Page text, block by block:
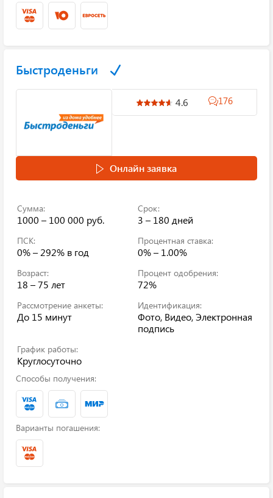
Быстроденьги
4.6 176
Онлайн заявка
Сумма:
1000 – 100 000 руб.
Срок:
3 – 180 дней
ПСК:
0% – 292% в год
Процентная ставка:
0% – 1.00%
Возраст:
18 – 75 лет
Процент одобрения:
72%
Рассмотрение анкеты:
До 15 минут
Идентификация:
Фото, Видео, Электронная
подпись
График работы:
Круглосуточно
Способы получения:
Варианты погашения: